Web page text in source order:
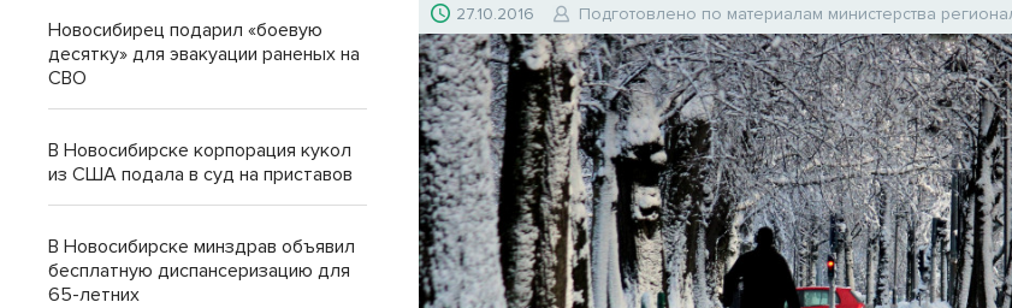
27.10.2016 Подготовлено по материалам министерства
Новосибирец подарил «боевую
десятку» для эвакуации раненых на
СВО
В Новосибирске корпорация кукол
из США подала в суд на приставов
В Новосибирске минздрав объявил
бесплатную диспансеризацию для
65-летних